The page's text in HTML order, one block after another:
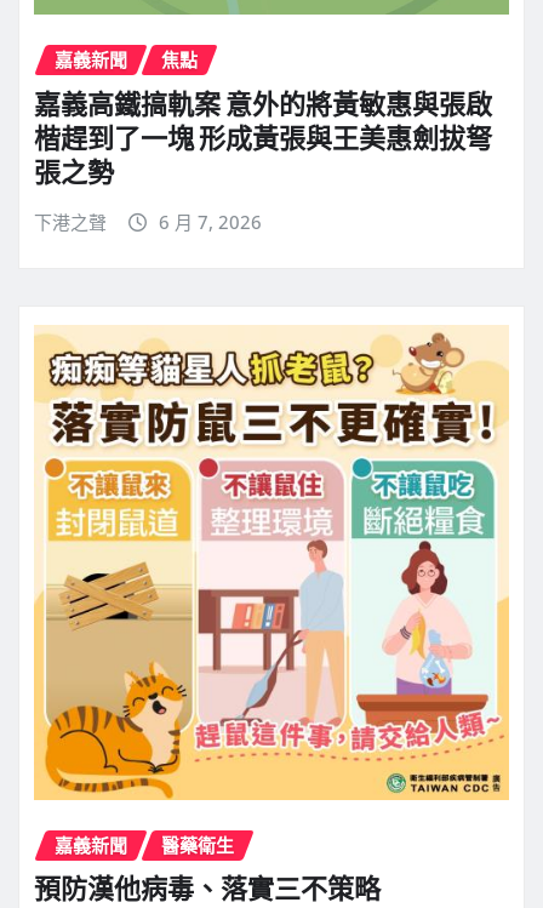
嘉義新聞 焦點
嘉義高鐵搞軌案 意外的將黃敏惠與張啟
楷趕到了一塊 形成黃張與王美惠劍拔弩
張之勢
下港之聲 6 月 7, 2026
嘉義新聞 醫藥衛生
預防漢他病毒、落實三不策略